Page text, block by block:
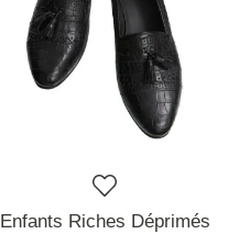
Enfants Riches Déprimés